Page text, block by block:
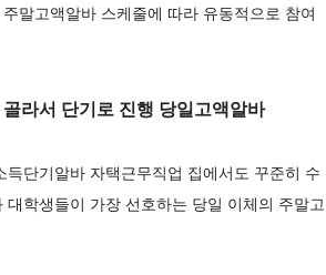
말고액알바 스케줄에 따라 유동적으로 참여
라서 단기로 진행 당일고액알바
단기알바 자택근무직업 집에서도 꾸준히 수
학생들이 가장 선호하는 당일 이체의 주말고